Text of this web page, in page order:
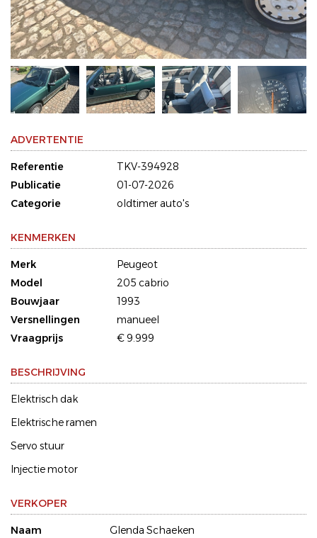
ADVERTENTIE
Referentie
TKV-394928
Publicatie
01-07-2026
Categorie
oldtimer auto's
KENMERKEN
Merk
Peugeot
Model
205 cabrio
Bouwjaar
1993
Versnellingen
manueel
Vraagprijs
€ 9.999
BESCHRIJVING
Elektrisch dak
Elektrische ramen
Servo stuur
Injectie motor
VERKOPER
Naam
Glenda Schaeken